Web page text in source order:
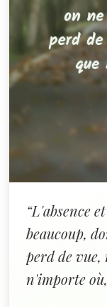
“L'absence
beaucoup,
perd de vue,
n'importe